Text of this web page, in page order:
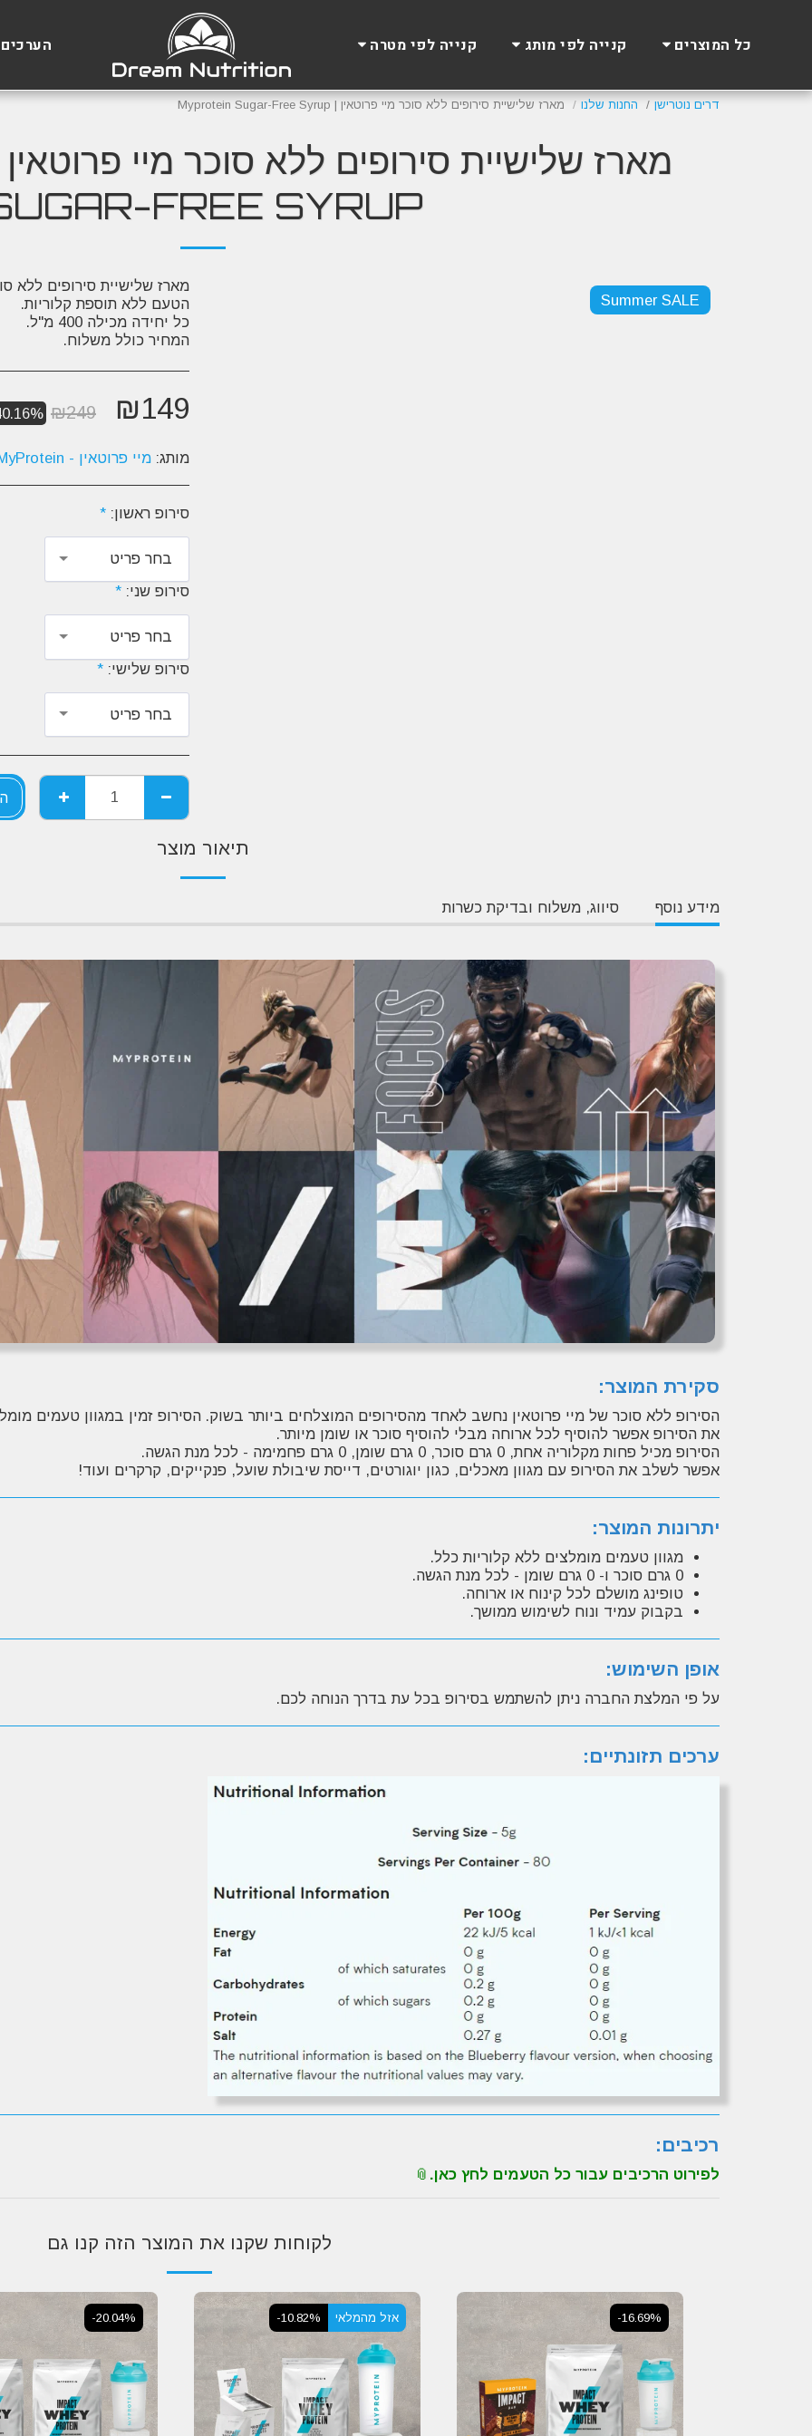
כל המוצרים קנייה לפי מותג קנייה לפי מטרה
דרים נוטרישן החנות שלנו מארז שלישיית סירופים ללא סוכר מיי פרוטאין | Myprotein Sugar-Free Syrup
FREE SYRUP
Summer SALE
מארז שלישיית סירופים ללא
המחיר כולל משלוח.
₪149
₪249
מותג: מיי פרוטאין - MyProtein
סירופ ראשון: *
בחר פריט
סירופ שני: *
בחר פריט
סירופ שלישי: *
בחר פריט
תיאור מוצר
מידע נוסף סיווג, משלוח ובדיקת כשרות
סקירת המוצר:
הסירופ ללא סוכר של מיי פרוטאין נחשב לאחד מהסירופים המוצלחים ביותר בשוק. הסירופ זמין במגוון טעמים
את הסירופ אפשר להוסיף לכל ארוחה מבלי להוסיף סוכר או שומן מיותר.
הסירופ מכיל פחות מקלוריה אחת, 0 גרם סוכר, 0 גרם שומן, 0 גרם פחמימה - לכל מנת הגשה.
אפשר לשלב את הסירופ עם מגוון מאכלים, כגון יוגורטים, דייסת שיבולת שועל, פנקייקים, קרקרים ועוד!
יתרונות המוצר:
מגוון טעמים מומלצים ללא קלוריות כלל.
0 גרם סוכר ו- 0 גרם שומן - לכל מנת הגשה.
טופינג מושלם לכל קינוח או ארוחה.
בקבוק עמיד ונוח לשימוש ממושך.
אופן השימוש:
על פי המלצת החברה ניתן להשתמש בסירופ בכל עת בדרך הנוחה לכם.
ערכים תזונתיים:
רכיבים:
לפירוט הרכיבים עבור כל הטעמים לחץ כאן.
לקוחות שקנו את המוצר הזה קנו גם
-16.69% אזל מהמלאי -10.82%
-20.04%